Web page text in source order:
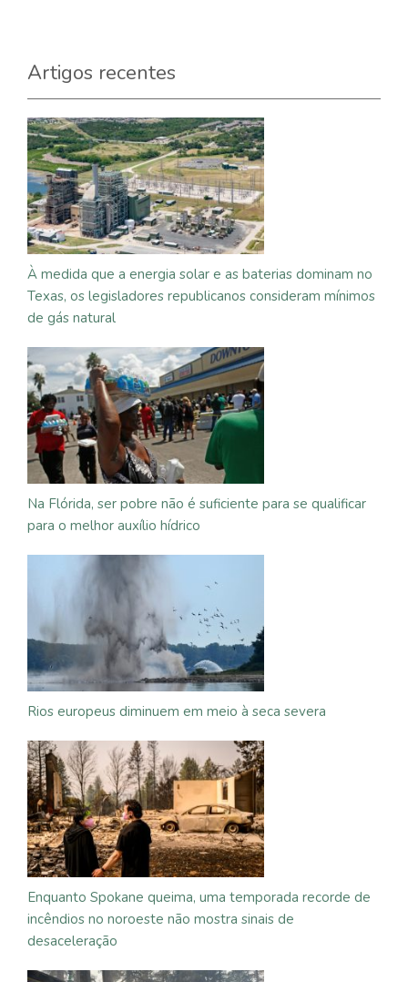
Artigos recentes
À medida que a energia solar e as baterias dominam no
Texas, os legisladores republicanos consideram mínimos
de gás natural
Na Flórida, ser pobre não é suficiente para se qualificar
para o melhor auxílio hídrico
Rios europeus diminuem em meio à seca severa
Enquanto Spokane queima, uma temporada recorde de
incêndios no noroeste não mostra sinais de
desaceleração